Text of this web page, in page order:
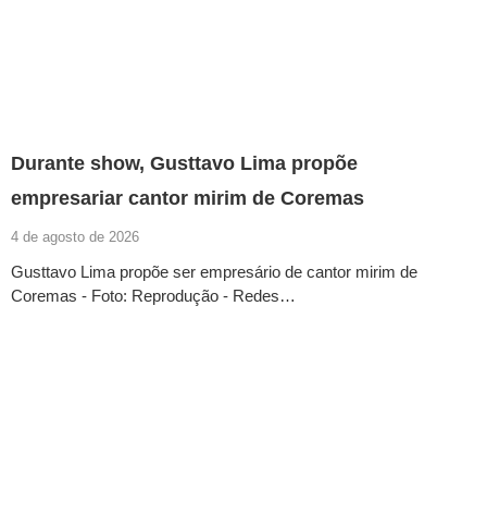
Durante show, Gusttavo Lima propõe
empresariar cantor mirim de Coremas
4 de agosto de 2026
Gusttavo Lima propõe ser empresário de cantor mirim de
Coremas - Foto: Reprodução - Redes…